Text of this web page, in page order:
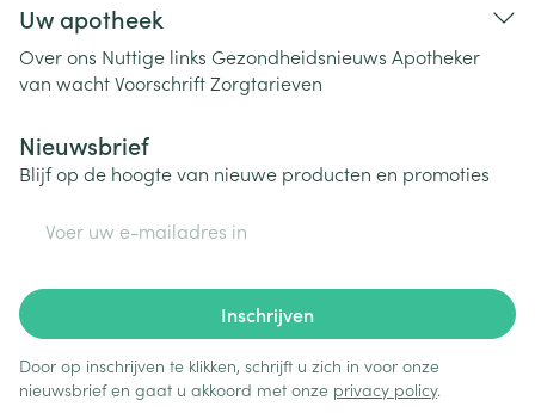
Uw apotheek
Over ons Nuttige links Gezondheidsnieuws Apotheker
van wachtVoorschriftZorgtarieven
Nieuwsbrief
Blijf op de hoogte van nieuwe producten en promoties
Inschrijven
Door op inschrijven te klikken, schrijft u zich in voor onze
nieuwsbrief en gaat u akkoord met onze privacy policy.